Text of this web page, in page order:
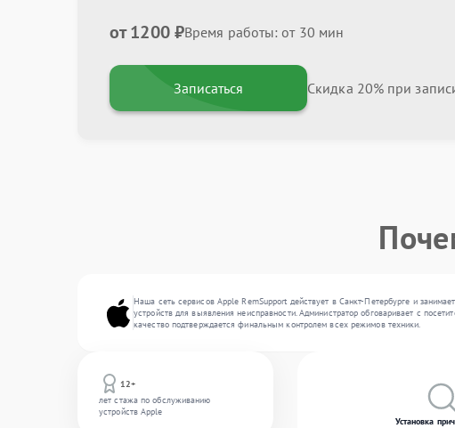
от 1200 ₽Время работы: от 30 мин
Записаться Скидка 20% при
Наша сеть сервисов Apple RemSupport действует в Санкт-Петербурге и
устройств для выявления неисправности. Администратор обговаривает с
качество подтверждается финальным контролем всех режимов техники.
12+
лет стажа по обслуживанию
устройств Apple
Установка